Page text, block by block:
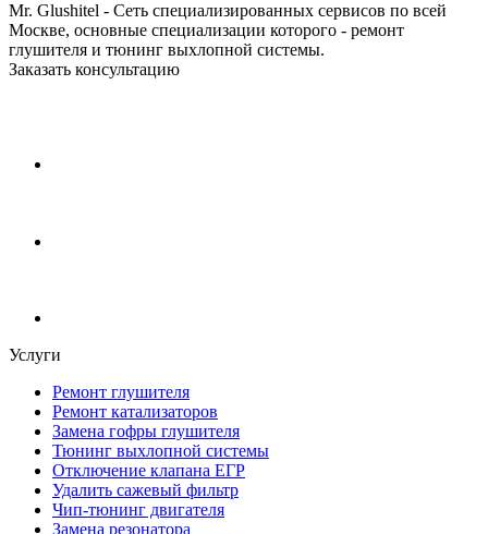
Mr. Glushitel - Сеть специализированных сервисов по всей
Москве, основные специализации которого - ремонт
глушителя и тюнинг выхлопной системы.
Заказать консультацию
Услуги
Ремонт глушителя
Ремонт катализаторов
Замена гофры глушителя
Тюнинг выхлопной системы
Отключение клапана ЕГР
Удалить сажевый фильтр
Чип-тюнинг двигателя
Замена резонатора